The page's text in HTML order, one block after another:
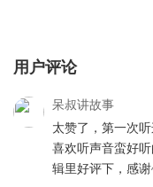
用户评论
呆叔讲故事
太赞了，第一次
喜欢听声音蛮好
辑里好评下，感谢